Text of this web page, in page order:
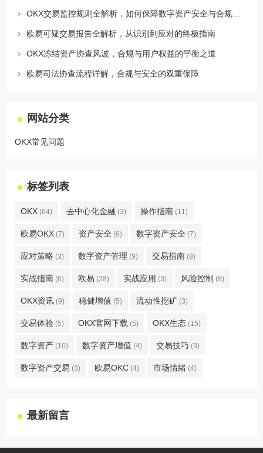
欧易可疑交易报告全解析，从识别到应对的终极指南
OKX冻结资产协查风波，合规与用户权益的平衡之道
欧易司法协查流程详解，合规与安全的双重保障
网站分类
OKX常见问题
标签列表
OKX (64) 去中心化金融 (3) 操作指南 (11)
欧易OKX (7) 资产安全 (6) 数字资产安全 (7)
应对策略 (3) 数字资产管理 (9) 交易指南 (8)
实战指南 (6) 欧易 (28) 实战应用 (3) 风险控制 (8)
OKX资讯 (9) 稳健增值 (5) 流动性挖矿 (3)
交易体验 (5) OKX官网下载 (5) OKX生态 (15)
数字资产 (10) 数字资产增值 (4) 交易技巧 (3)
数字资产交易 (3) 欧易OKC (4) 市场情绪 (4)
最新留言